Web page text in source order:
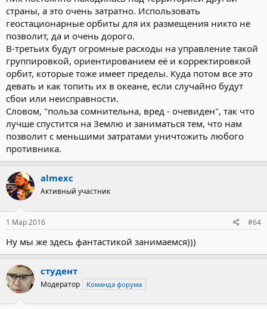
страны, а это очень затратно. Использовать
геостационарные орбиты для их размещения никто не
позволит, да и очень дорого.
В-третьих будут огромные расходы на управление такой
группировкой, ориентированием её и корректировкой
орбит, которые тоже имеет пределы. Куда потом все это
девать и как топить их в океане, если случайно будут
сбои или неисправности.
Словом, "польза сомнительна, вред - очевиден", так что
лучше спустится на Землю и заниматься тем, что нам
позволит с меньшими затратами уничтожить любого
противника.
almexc
Активный участник
1 Мар 2016 #64
Ну мы же здесь фантастикой занимаемся)))
студент
Модератор Команда форума